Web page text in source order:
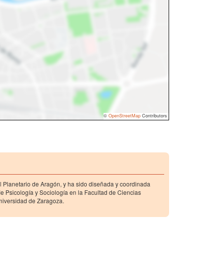
© OpenStreetMap Contributors
de Aragón, y ha sido diseñada y coordinada
Psicología y Sociología en la Facultad de Ciencias
de Zaragoza.